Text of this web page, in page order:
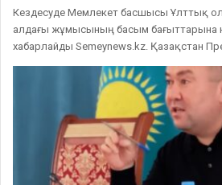
Кездесуде Мемлекет басшысы Ұлттық
алдағы жұмысының басым бағыттарына
хабарлайды Semeynews.kz. Қазақстан